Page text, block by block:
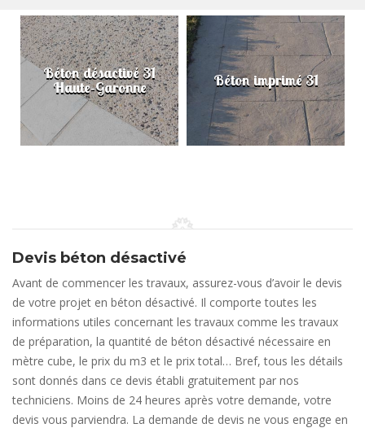
Béton désactivé 31
Haute-Garonne Béton imprimé 31
Devis béton désactivé
Avant de commencer les travaux, assurez-vous d’avoir le devis
de votre projet en béton désactivé. Il comporte toutes les
informations utiles concernant les travaux comme les travaux
de préparation, la quantité de béton désactivé nécessaire en
mètre cube, le prix du m3 et le prix total… Bref, tous les détails
sont donnés dans ce devis établi gratuitement par nos
techniciens. Moins de 24 heures après votre demande, votre
devis vous parviendra. La demande de devis ne vous engage en